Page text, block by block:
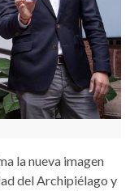
la nueva imagen
del Archipiélago y